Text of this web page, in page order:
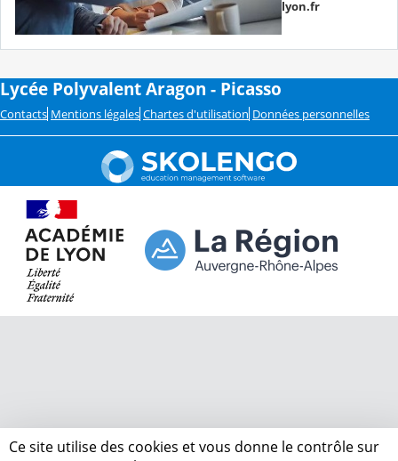
lyon.fr
Lycée Polyvalent Aragon - Picasso
Contacts Mentions légales Chartes d'utilisation Données personnelles
Ce site utilise des cookies et vous donne le contrôle sur